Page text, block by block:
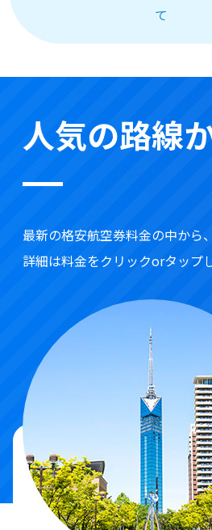
て
人気の路線
最新の格安航空券料金の中から
詳細は料金をクリックorタップ